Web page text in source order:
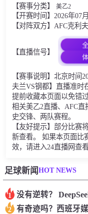
【赛事分类】 美乙2
【开赛时间】2026年07
【对阵双方】AFC克利
【直播信号】
【赛事说明】北京时间
夫兰VS钢都】直播准时
提前收藏本页面以免错
相关美乙2直播、AFC
史交锋、两队赛程。
【友好提示】部分比赛
新查看。 如果本页面比
效，请进入24直播网查
足球新闻HOT NEWS
1
2